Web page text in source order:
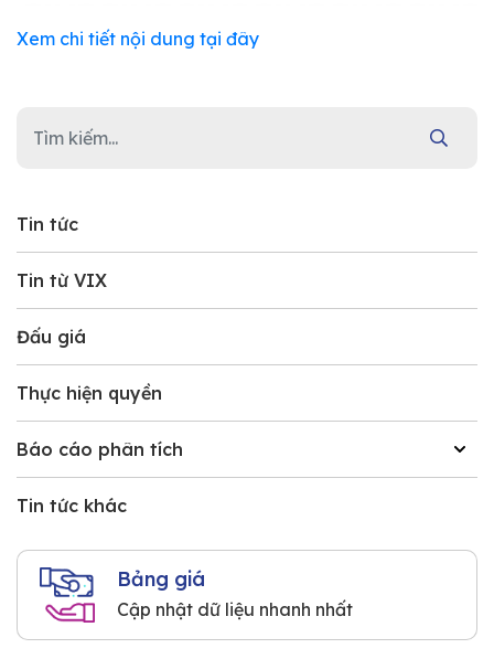
Tin tức
Tin từ VIX
Đấu giá
Thực hiện quyền
Báo cáo phân tích
Tin tức khác
Bảng giá
Cập nhật dữ liệu nhanh nhất
Xem chi tiết nội dung tại đây